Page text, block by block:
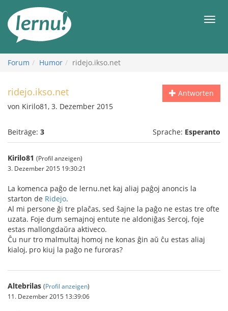
Inhalt
Forum Humor ridejo.ikso.net
Antworten
ridejo.ikso.net
von Kirilo81, 3. Dezember 2015
Beiträge: 3 Sprache: Esperanto
Kirilo81 (Profil anzeigen)
3. Dezember 2015 19:30:21
La komenca paĝo de lernu.net kaj aliaj paĝoj anoncis la
starton de Ridejo.
Al mi persone ĝi tre plaĉas, sed ŝajne la paĝo ne estas tre ofte
uzata. Foje dum semajnoj entute ne aldoniĝas ŝercoj, foje
estas mallongdaŭra aktiveco.
Ĉu nur tro malmultaj homoj ne konas ĝin aŭ ĉu estas aliaj
kialoj, pro kiuj la paĝo ne furoras?
Altebrilas (Profil anzeigen)
11. Dezember 2015 13:39:06